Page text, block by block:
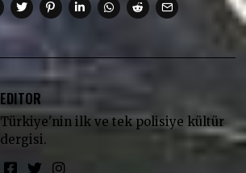
EDITOR
Türkiye'nin ilk ve tek polisiye kültür
dergisi.